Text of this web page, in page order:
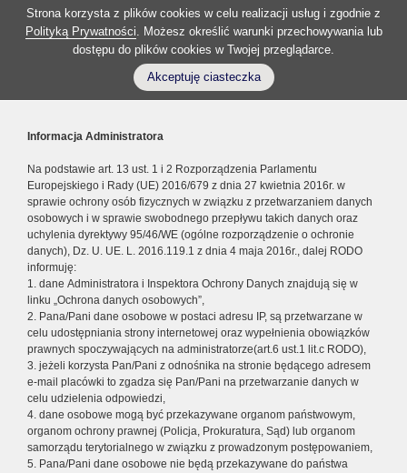
Strona korzysta z plików cookies w celu realizacji usług i zgodnie z
Polityką Prywatności. Możesz określić warunki przechowywania lub
dostępu do plików cookies w Twojej przeglądarce.
Akceptuję ciasteczka
Informacja Administratora
Na podstawie art. 13 ust. 1 i 2 Rozporządzenia Parlamentu
Europejskiego i Rady (UE) 2016/679 z dnia 27 kwietnia 2016r. w
sprawie ochrony osób fizycznych w związku z przetwarzaniem danych
osobowych i w sprawie swobodnego przepływu takich danych oraz
uchylenia dyrektywy 95/46/WE (ogólne rozporządzenie o ochronie
danych), Dz. U. UE. L. 2016.119.1 z dnia 4 maja 2016r., dalej RODO
informuję:
1. dane Administratora i Inspektora Ochrony Danych znajdują się w
linku „Ochrona danych osobowych”,
2. Pana/Pani dane osobowe w postaci adresu IP, są przetwarzane w
celu udostępniania strony internetowej oraz wypełnienia obowiązków
prawnych spoczywających na administratorze(art.6 ust.1 lit.c RODO),
3. jeżeli korzysta Pan/Pani z odnośnika na stronie będącego adresem
e-mail placówki to zgadza się Pan/Pani na przetwarzanie danych w
celu udzielenia odpowiedzi,
4. dane osobowe mogą być przekazywane organom państwowym,
organom ochrony prawnej (Policja, Prokuratura, Sąd) lub organom
samorządu terytorialnego w związku z prowadzonym postępowaniem,
5. Pana/Pani dane osobowe nie będą przekazywane do państwa